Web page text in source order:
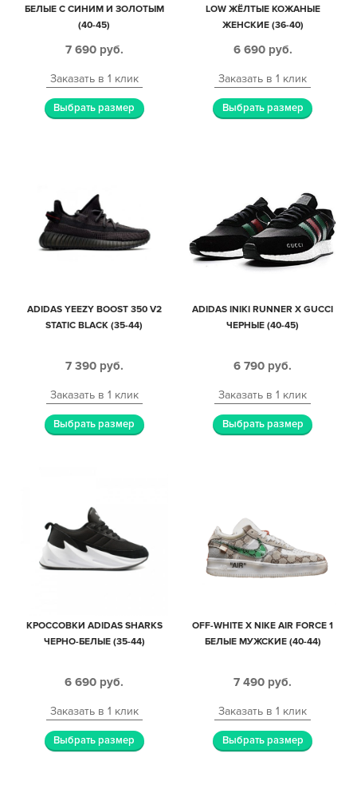
БЕЛЫЕ С СИНИМ И ЗОЛОТЫМ
(40-45)
7 690 руб.
Заказать в 1 клик
Выбрать размер
LOW ЖЁЛТЫЕ КОЖАНЫЕ
ЖЕНСКИЕ (36-40)
6 690 руб.
Заказать в 1 клик
Выбрать размер
ADIDAS YEEZY BOOST 350 V2
STATIC BLACK (35-44)
7 390 руб.
Заказать в 1 клик
Выбрать размер
ADIDAS INIKI RUNNER X GUCCI
ЧЕРНЫЕ (40-45)
6 790 руб.
Заказать в 1 клик
Выбрать размер
КРОССОВКИ ADIDAS SHARKS
ЧЕРНО-БЕЛЫЕ (35-44)
6 690 руб.
Заказать в 1 клик
Выбрать размер
OFF-WHITE X NIKE AIR FORCE 1
БЕЛЫЕ МУЖСКИЕ (40-44)
7 490 руб.
Заказать в 1 клик
Выбрать размер